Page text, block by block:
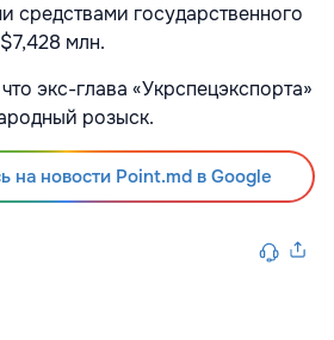
средствами государственного
млн.
экс-глава «Укрспецэкспорта»
розыск.
на новости Point.md в Google